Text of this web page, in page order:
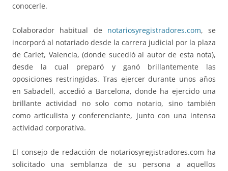
conocerle.
Colaborador habitual de notariosyregistradores.com, se
incorporó al notariado desde la carrera judicial por la plaza
de Carlet, Valencia, (donde sucedió al autor de esta nota),
desde la cual preparó y ganó brillantemente las
oposiciones restringidas. Tras ejercer durante unos años
en Sabadell, accedió a Barcelona, donde ha ejercido una
brillante actividad no solo como notario, sino también
como articulista y conferenciante, junto con una intensa
actividad corporativa.
El consejo de redacción de notariosyregistradores.com ha
solicitado una semblanza de su persona a aquellos